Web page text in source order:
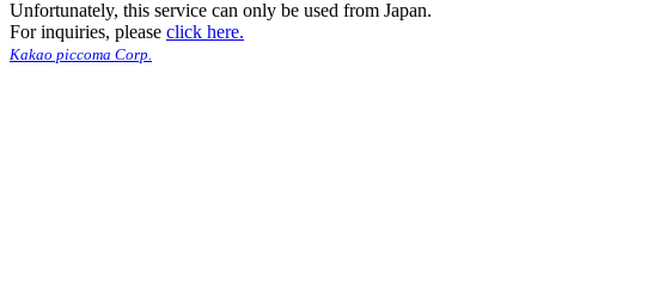
Unfortunately, this service can only be used from Japan.
For inquiries, please click here.
Kakao piccoma Corp.